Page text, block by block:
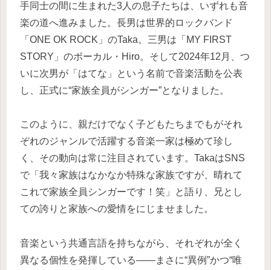
手同士の間に生まれた3人の息子たちは、いずれも音
楽の道へ進みました。長男は世界的ロックバンド
「ONE OK ROCK」のTaka。三男は「MY FIRST
STORY」のボーカル・Hiro。そして2024年12月、つ
いに次男が「はてな」という名前で音楽活動を公表
し、正式に“家族全員がシンガー”となりました。
このように、親だけでなく子どもたちまでもがそれ
ぞれのジャンルで活躍する音楽一家は極めて珍し
く、その動向は常に注目されています。TakaはSNS
で「我々家族はなかなか特殊な家族ですが、晴れて
これで家族全員シンガーです！笑」と語り、兄とし
ての誇りと家族への愛情をにじませました。
音楽という共通言語を持ちながら、それぞれが全く
異なる個性を発揮している――まさに“異例”かつ“唯